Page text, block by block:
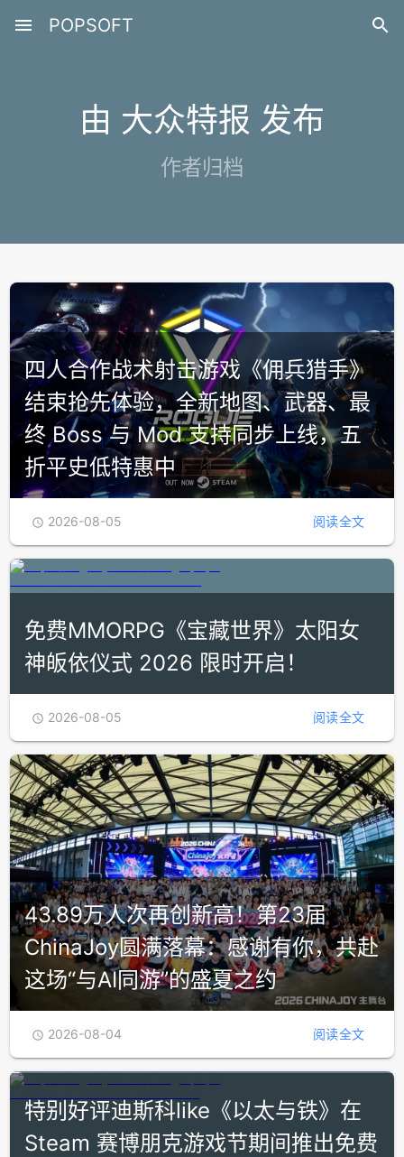
menu POPSOFT 
由 大众特报 发布
作者归档
四人合作战术射击游戏《佣兵猎手》
结束抢先体验，全新地图、武器、最
终 Boss 与 Mod 支持同步上线，五
折平史低特惠中
 2026-08-05 阅读全文
免费MMORPG《宝藏世界》太阳女
神皈依仪式 2026 限时开启！
 2026-08-05 阅读全文
43.89万人次再创新高！第23届
ChinaJoy圆满落幕：感谢有你，共赴
这场“与AI同游”的盛夏之约
 2026-08-04 阅读全文
特别好评迪斯科like《以太与铁》在
Steam 赛博朋克游戏节期间推出免费